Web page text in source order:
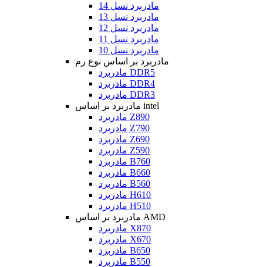
مادربرد نسل 14
مادربرد نسل 13
مادربرد نسل 12
مادربرد نسل 11
مادربرد نسل 10
مادربرد بر اساس نوع رم
مادربرد DDR5
مادربرد DDR4
مادربرد DDR3
مادربرد بر اساس intel
مادربرد Z890
مادربرد Z790
مادربرد Z690
مادربرد Z590
مادربرد B760
مادربرد B660
مادربرد B560
مادربرد H610
مادربرد H510
مادربرد بر اساس AMD
مادربرد X870
مادربرد X670
مادربرد B650
مادربرد B550